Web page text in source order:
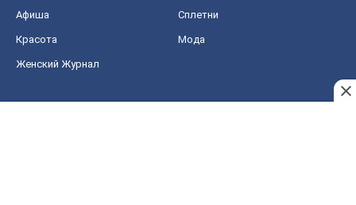
Афиша Сплетни
Красота Мода
Женский Журнал